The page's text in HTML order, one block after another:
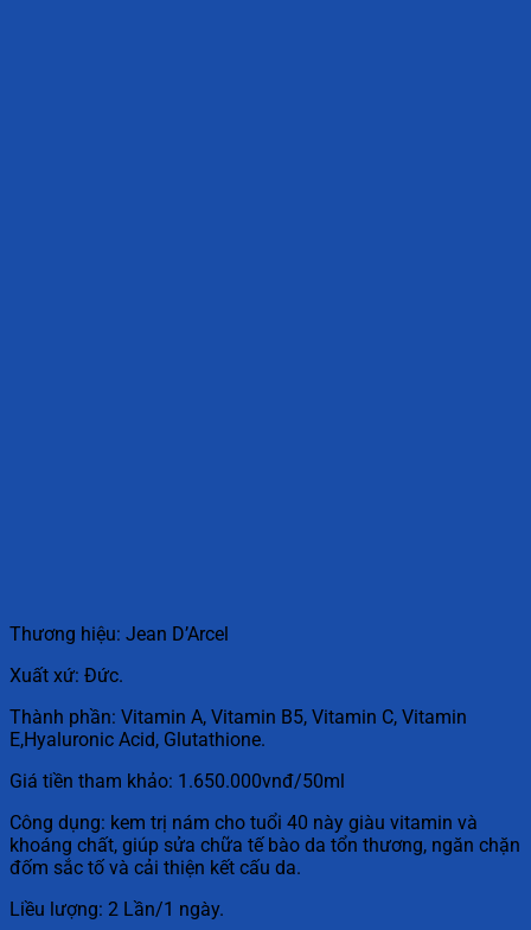
Thương hiệu: Jean D’Arcel
Xuất xứ: Đức.
Thành phần: Vitamin A, Vitamin B5, Vitamin C, Vitamin
E,Hyaluronic Acid, Glutathione.
Giá tiền tham khảo: 1.650.000vnđ/50ml
Công dụng: kem trị nám cho tuổi 40 này giàu vitamin và
khoáng chất, giúp sửa chữa tế bào da tổn thương, ngăn chặn
đốm sắc tố và cải thiện kết cấu da.
Liều lượng: 2 Lần/1 ngày.